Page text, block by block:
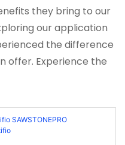
they bring to our
our application
the difference
offer. Experience the